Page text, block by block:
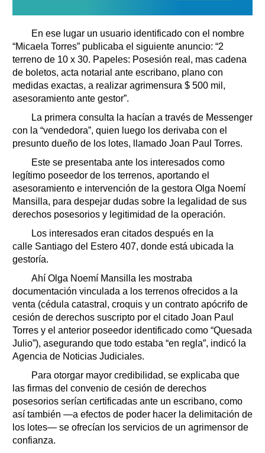
En ese lugar un usuario identificado con el nombre
“Micaela Torres” publicaba el siguiente anuncio: “2
terreno de 10 x 30. Papeles: Posesión real, mas cadena
de boletos, acta notarial ante escribano, plano con
medidas exactas, a realizar agrimensura $ 500 mil,
asesoramiento ante gestor”.
La primera consulta la hacían a través de Messenger
con la “vendedora”, quien luego los derivaba con el
presunto dueño de los lotes, llamado Joan Paul Torres.
Este se presentaba ante los interesados como
legítimo poseedor de los terrenos, aportando el
asesoramiento e intervención de la gestora Olga Noemí
Mansilla, para despejar dudas sobre la legalidad de sus
derechos posesorios y legitimidad de la operación.
Los interesados eran citados después en la
calle Santiago del Estero 407, donde está ubicada la
gestoría.
Ahí Olga Noemí Mansilla les mostraba
documentación vinculada a los terrenos ofrecidos a la
venta (cédula catastral, croquis y un contrato apócrifo de
cesión de derechos suscripto por el citado Joan Paul
Torres y el anterior poseedor identificado como “Quesada
Julio”), asegurando que todo estaba “en regla”, indicó la
Agencia de Noticias Judiciales.
Para otorgar mayor credibilidad, se explicaba que
las firmas del convenio de cesión de derechos
posesorios serían certificadas ante un escribano, como
así también —a efectos de poder hacer la delimitación de
los lotes— se ofrecían los servicios de un agrimensor de
confianza.